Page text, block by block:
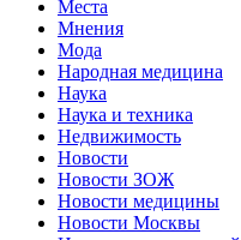
Места
Мнения
Мода
Народная медицина
Наука
Наука и техника
Недвижимость
Новости
Новости ЗОЖ
Новости медицины
Новости Москвы